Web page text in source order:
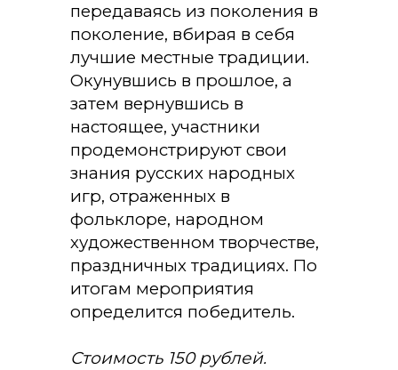
передаваясь из поколения в
поколение, вбирая в себя
лучшие местные традиции.
Окунувшись в прошлое, а
затем вернувшись в
настоящее, участники
продемонстрируют свои
знания русских народных
игр, отраженных в
фольклоре, народном
художественном творчестве,
праздничных традициях. По
итогам мероприятия
определится победитель.
Стоимость 150 рублей.